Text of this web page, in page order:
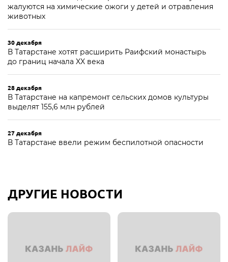
жалуются на химические ожоги у детей и отравления
животных
30 декабря
В Татарстане хотят расширить Раифский монастырь
до границ начала XX века
28 декабря
В Татарстане на капремонт сельских домов культуры
выделят 155,6 млн рублей
27 декабря
В Татарстане ввели режим беспилотной опасности
ДРУГИЕ НОВОСТИ